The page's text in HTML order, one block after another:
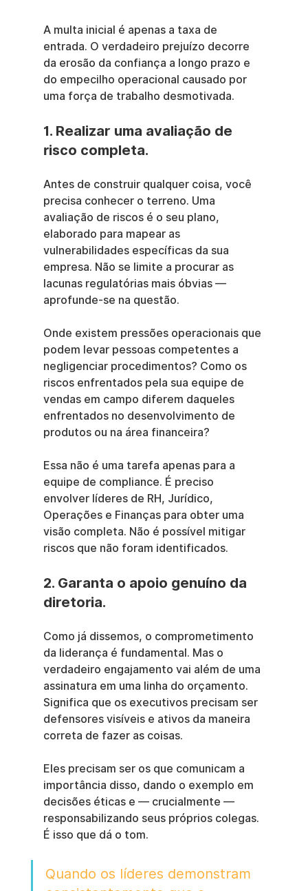
A multa inicial é apenas a taxa de
entrada. O verdadeiro prejuízo decorre
da erosão da confiança a longo prazo e
do empecilho operacional causado por
uma força de trabalho desmotivada.
1. Realizar uma avaliação de
risco completa.
Antes de construir qualquer coisa, você
precisa conhecer o terreno. Uma
avaliação de riscos é o seu plano,
elaborado para mapear as
vulnerabilidades específicas da sua
empresa. Não se limite a procurar as
lacunas regulatórias mais óbvias —
aprofunde-se na questão.
Onde existem pressões operacionais que
podem levar pessoas competentes a
negligenciar procedimentos? Como os
riscos enfrentados pela sua equipe de
vendas em campo diferem daqueles
enfrentados no desenvolvimento de
produtos ou na área financeira?
Essa não é uma tarefa apenas para a
equipe de compliance. É preciso
envolver líderes de RH, Jurídico,
Operações e Finanças para obter uma
visão completa. Não é possível mitigar
riscos que não foram identificados.
2. Garanta o apoio genuíno da
diretoria.
Como já dissemos, o comprometimento
da liderança é fundamental. Mas o
verdadeiro engajamento vai além de uma
assinatura em uma linha do orçamento.
Significa que os executivos precisam ser
defensores visíveis e ativos da maneira
correta de fazer as coisas.
Eles precisam ser os que comunicam a
importância disso, dando o exemplo em
decisões éticas e — crucialmente —
responsabilizando seus próprios colegas.
É isso que dá o tom.
Quando os líderes demonstram